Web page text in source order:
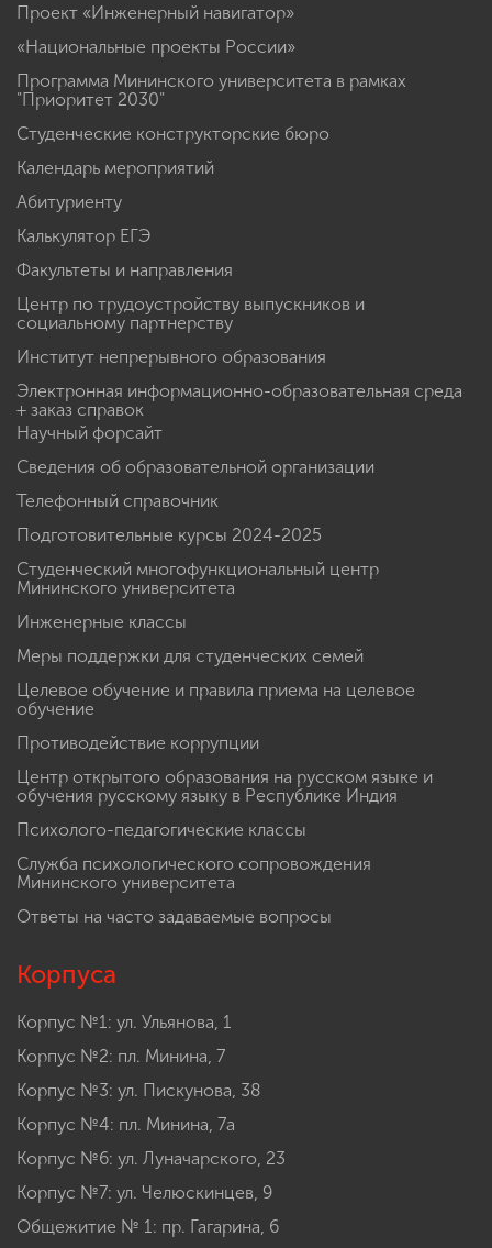
Проект «Инженерный навигатор»
«Национальные проекты России»
Программа Мининского университета в рамках
"Приоритет 2030"
Студенческие конструкторские бюро
Календарь мероприятий
Абитуриенту
Калькулятор ЕГЭ
Факультеты и направления
Центр по трудоустройству выпускников и
социальному партнерству
Институт непрерывного образования
Электронная информационно-образовательная среда
+ заказ справок
Научный форсайт
Сведения об образовательной организации
Телефонный справочник
Подготовительные курсы 2024-2025
Студенческий многофункциональный центр
Мининского университета
Инженерные классы
Меры поддержки для студенческих семей
Целевое обучение и правила приема на целевое
обучение
Противодействие коррупции
Центр открытого образования на русском языке и
обучения русскому языку в Республике Индия
Психолого-педагогические классы
Служба психологического сопровождения
Мининского университета
Ответы на часто задаваемые вопросы
Корпуса
Корпус №1: ул. Ульянова, 1
Корпус №2: пл. Минина, 7
Корпус №3: ул. Пискунова, 38
Корпус №4: пл. Минина, 7а
Корпус №6: ул. Луначарского, 23
Корпус №7: ул. Челюскинцев, 9
Общежитие № 1: пр. Гагарина, 6